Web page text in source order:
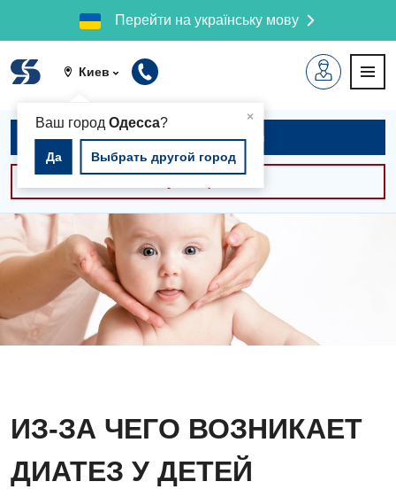
Перейти на українську мову
Киев
×
Ваш город Одесса?
Да Выбрать другой город
Записаться на приём
ИЗ-ЗА ЧЕГО ВОЗНИКАЕТ
ДИАТЕЗ У ДЕТЕЙ